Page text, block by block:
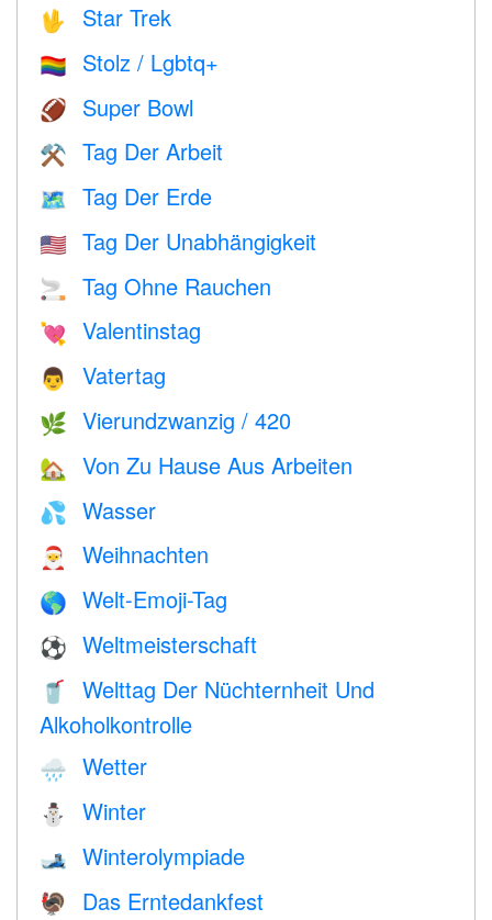
🖖 Star Trek
🏳️‍🌈 Stolz / Lgbtq+
🏈 Super Bowl
⚒️ Tag Der Arbeit
🗺️ Tag Der Erde
🇺🇸 Tag Der Unabhängigkeit
🚬 Tag Ohne Rauchen
💘 Valentinstag
👨 Vatertag
🌿 Vierundzwanzig / 420
🏡 Von Zu Hause Aus Arbeiten
💦 Wasser
🎅 Weihnachten
🌎 Welt-Emoji-Tag
⚽ Weltmeisterschaft
🥤
Welttag Der Nüchternheit Und
Alkoholkontrolle
🌧 Wetter
⛄ Winter
🎿 Winterolympiade
🦃 Das Erntedankfest